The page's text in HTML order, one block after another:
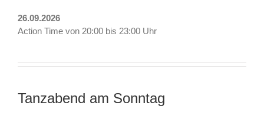
26.09.2026
Action Time von 20:00 bis 23:00 Uhr
Tanzabend am Sonntag